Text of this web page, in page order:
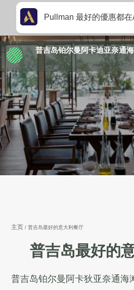
主页 普吉岛最好的意大利餐厅
普吉岛最好的
普吉岛铂尔曼阿卡狄亚奈通海
普吉岛铂尔曼阿卡迪亚奈通
Pullman 最好的優惠都